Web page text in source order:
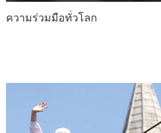
ความร่วมมือทั่วโลก